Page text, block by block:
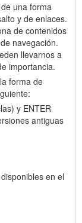
una forma
y de enlaces.
de contenidos
navegación.
llevarnos a
importancia.
forma de
y ENTER
antiguas
en el